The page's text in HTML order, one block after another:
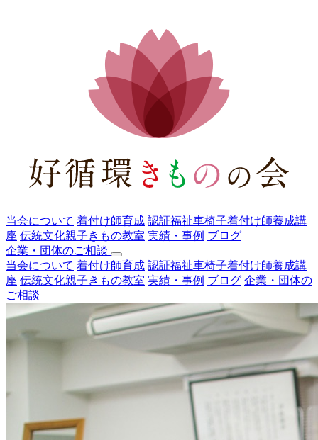
当会について 着付け師育成 認証福祉車椅子着付け師養成講
座 伝統文化親子きもの教室 実績・事例 ブログ
企業・団体のご相談
当会について 着付け師育成 認証福祉車椅子着付け師養成講
座 伝統文化親子きもの教室 実績・事例 ブログ 企業・団体の
ご相談